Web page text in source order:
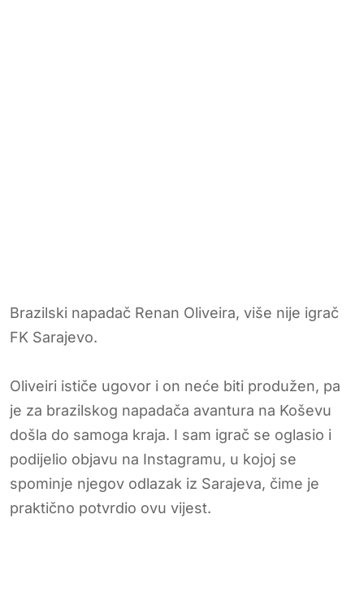
Brazilski napadač Renan Oliveira, više nije igrač
FK Sarajevo.
Oliveiri ističe ugovor i on neće biti produžen, pa
je za brazilskog napadača avantura na Koševu
došla do samoga kraja. I sam igrač se oglasio i
podijelio objavu na Instagramu, u kojoj se
spominje njegov odlazak iz Sarajeva, čime je
praktično potvrdio ovu vijest.